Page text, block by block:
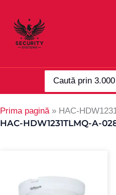
content
for:
Prima pagină» HAC-
HAC-HDW1231TLMQ-A-